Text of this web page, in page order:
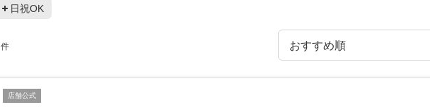
日祝OK
件
店舗公式